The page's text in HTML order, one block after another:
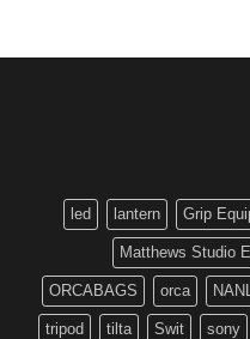
Grip
lantern
led
Matthews Studio
orca
ORCABAGS
sony
Swit
tilta
tripod